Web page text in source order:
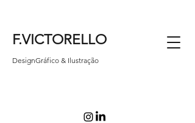
F.VICTORELLO
DesignGráfico & Ilustração